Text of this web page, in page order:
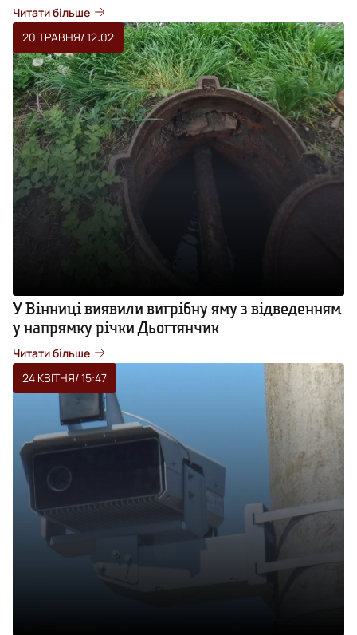
Читати більше
20 ТРАВНЯ/ 12:02
У Вінниці виявили вигрібну яму з відведенням
у напрямку річки Дьогтянчик
Читати більше
24 КВІТНЯ/ 15:47